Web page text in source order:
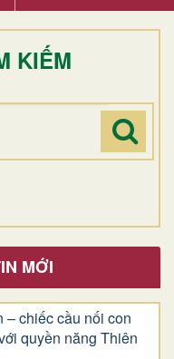
KIẾM
MỚI
– chiếc cầu nối con
quyền năng Thiên